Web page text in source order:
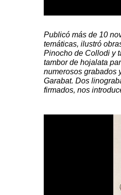
Publicó más de 10
temáticas, ilustró
Pinocho de Collodi y
tambor de hojalata
numerosos grabados
Garabat. Dos
firmados, nos